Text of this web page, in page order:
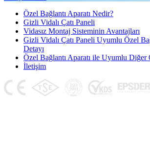
Özel Bağlantı Aparatı Nedir?
Gizli Vidalı Çatı Paneli
Vidasız Montaj Sisteminin Avantajları
Gizli Vidalı Çatı Paneli Uyumlu Özel
Detayı
Özel Bağlantı Aparatı ile Uyumlu Diğer
İletişim